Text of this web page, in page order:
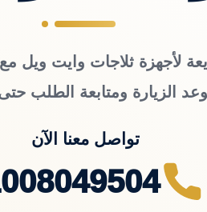
لأجهزة ثلاجات وايت ويل مع
الزيارة ومتابعة الطلب حتى
تواصل معنا الآن